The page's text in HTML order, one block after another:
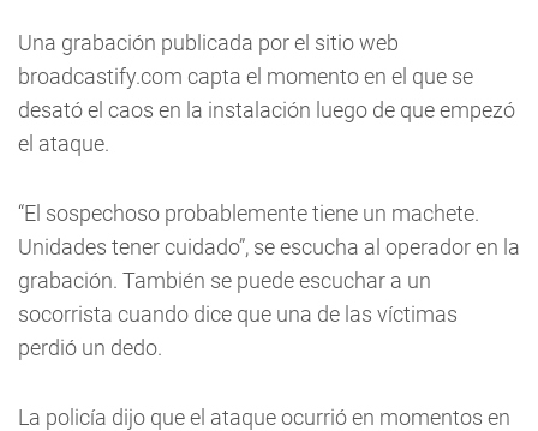
Una grabación publicada por el sitio web
broadcastify.com capta el momento en el que se
desató el caos en la instalación luego de que empezó
el ataque.
“El sospechoso probablemente tiene un machete.
Unidades tener cuidado”, se escucha al operador en la
grabación. También se puede escuchar a un
socorrista cuando dice que una de las víctimas
perdió un dedo.
La policía dijo que el ataque ocurrió en momentos en